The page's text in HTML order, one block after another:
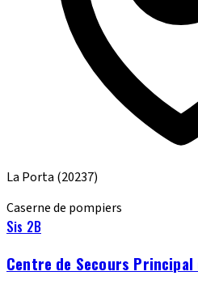
La Porta (20237)
Caserne de pompiers
Sis 2B
Centre de Secours Principal